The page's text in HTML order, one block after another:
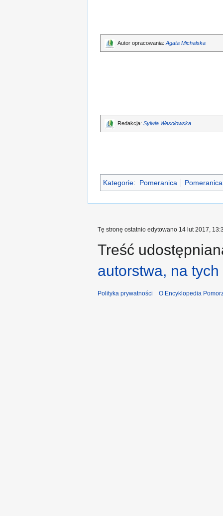
Autor opracowania: Agata Michalska
Redakcja: Sylwia Wesołowska
Kategorie: Pomeranica
Tę stronę ostatnio edytowano 14 lut 2017,
Treść
autorstwa, na
Polityka prywatności O Encyklopedia